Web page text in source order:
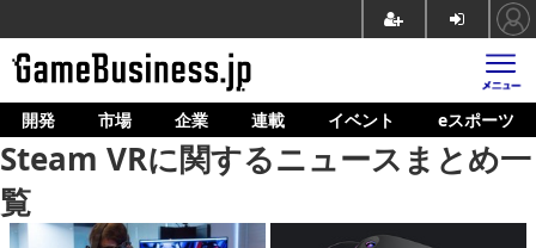
ホーム
ゲーム開発
市場
開発 市場 企業 連載 イベント eスポーツ
Steam VRに関するニュースまとめ一
覧